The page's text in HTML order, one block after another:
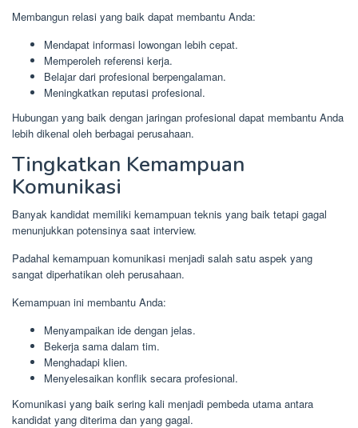
Membangun relasi yang baik dapat membantu Anda:
Mendapat informasi lowongan lebih cepat.
Memperoleh referensi kerja.
Belajar dari profesional berpengalaman.
Meningkatkan reputasi profesional.
Hubungan yang baik dengan jaringan profesional dapat membantu Anda
lebih dikenal oleh berbagai perusahaan.
Tingkatkan Kemampuan
Komunikasi
Banyak kandidat memiliki kemampuan teknis yang baik tetapi gagal
menunjukkan potensinya saat interview.
Padahal kemampuan komunikasi menjadi salah satu aspek yang
sangat diperhatikan oleh perusahaan.
Kemampuan ini membantu Anda:
Menyampaikan ide dengan jelas.
Bekerja sama dalam tim.
Menghadapi klien.
Menyelesaikan konflik secara profesional.
Komunikasi yang baik sering kali menjadi pembeda utama antara
kandidat yang diterima dan yang gagal.